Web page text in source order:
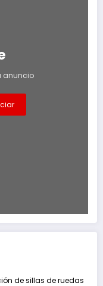
anuncio
de sillas de ruedas